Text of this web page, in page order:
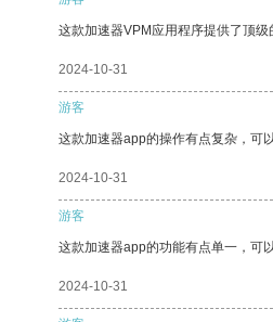
这款加速器VPM应用程序提供了顶级
2024-10-31
游客
这款加速器app的操作有点复杂，可
2024-10-31
游客
这款加速器app的功能有点单一，可
2024-10-31